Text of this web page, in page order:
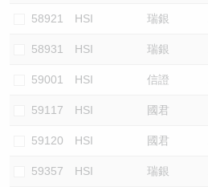
58921 HSI 瑞銀
58931 HSI 瑞銀
59001 HSI 信證
59117 HSI 國君
59120 HSI 國君
59357 HSI 瑞銀